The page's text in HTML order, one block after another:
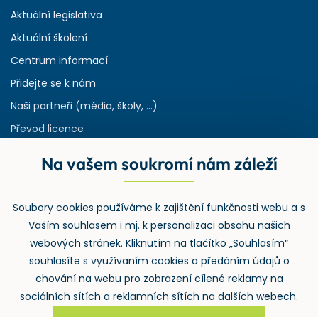
Aktuální legislativa
Aktuální školení
Centrum informací
Přidejte se k nám
Naši partneři (média, školy, ...)
Převod licence
Rejstřík používaných zkratek v odpadech
Zpětný odběr
Na vašem soukromí nám záleží
Soubory cookies používáme k zajištění funkčnosti webu a s
Vaším souhlasem i mj. k personalizaci obsahu našich
webových stránek. Kliknutím na tlačítko „Souhlasím“
souhlasíte s využívaním cookies a předáním údajů o
chování na webu pro zobrazení cílené reklamy na
sociálních sítích a reklamních sítích na dalších webech.